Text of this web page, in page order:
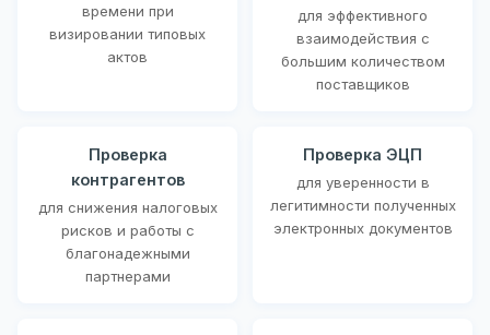
времени при
визировании типовых
актов
для эффективного
взаимодействия с
большим количеством
поставщиков
Проверка
контрагентов
для снижения налоговых
рисков и работы с
благонадежными
партнерами
Проверка ЭЦП
для уверенности в
легитимности полученных
электронных документов